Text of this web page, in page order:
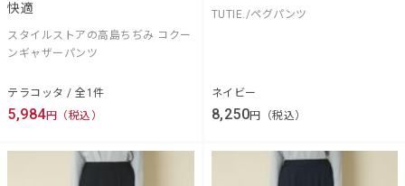
快適
スタイルストアの高島ちぢみ コクー
ンギャザーパンツ
テラコッタ / 全1件
5,984円（税込）
TUTIE./ペグパンツ
ネイビー
8,250円（税込）